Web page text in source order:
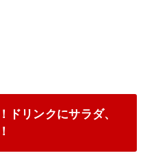
ドリンクにサラダ、